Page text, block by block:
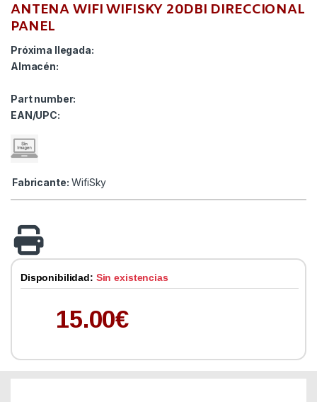
ANTENA WIFI WIFISKY 20DBI DIRECCIONAL
PANEL
Próxima llegada:
Almacén:
Part number:
EAN/UPC:
Fabricante: WifiSky
Disponibilidad: Sin existencias
15.00€